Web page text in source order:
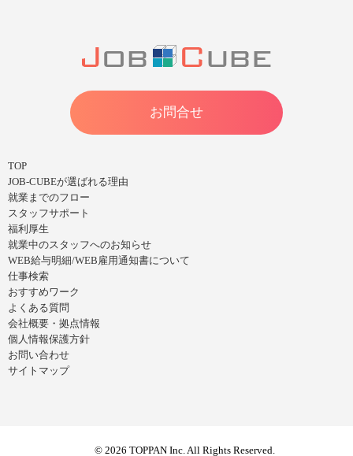
お問合せ
TOP
JOB-CUBEが選ばれる理由
就業までのフロー
スタッフサポート
福利厚生
就業中のスタッフへのお知らせ
WEB給与明細/WEB雇用通知書について
仕事検索
おすすめワーク
よくある質問
会社概要・拠点情報
個人情報保護方針
お問い合わせ
サイトマップ
© 2026 TOPPAN Inc. All Rights Reserved.